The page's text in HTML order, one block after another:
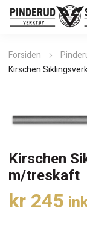
Forsiden
Kirschen
Kirschen
m/treskaft
kr245